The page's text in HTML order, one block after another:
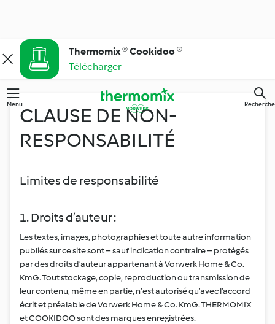
Thermomix ® Cookidoo ®
Télécharger
Menu Recherche
CLAUSE DE NON-
RESPONSABILITÉ
Limites de responsabilité
1. Droits d’auteur :
Les textes, images, photographies et toute autre information
publiés sur ce site sont – sauf indication contraire – protégés
par des droits d’auteur appartenant à Vorwerk Home & Co.
KmG. Tout stockage, copie, reproduction ou transmission de
leur contenu, même en partie, n’est autorisé qu’avec l’accord
écrit et préalable de Vorwerk Home & Co. KmG. THERMOMIX
et COOKIDOO sont des marques enregistrées.